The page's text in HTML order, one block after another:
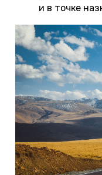
и в точке